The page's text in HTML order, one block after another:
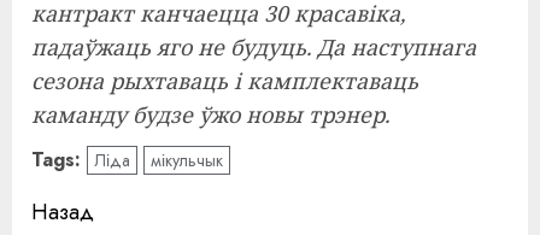
кантракт канчаецца 30 красавіка,
падаўжаць яго не будуць. Да наступнага
сезона рыхтаваць і камплектаваць
каманду будзе ўжо новы трэнер.
Tags: Ліда мікульчык
Навигация
Назад